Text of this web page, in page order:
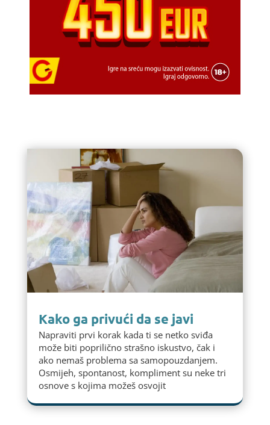
Kako ga privući da se javi
Napraviti prvi korak kada ti se netko sviđa
može biti poprilično strašno iskustvo, čak i
ako nemaš problema sa samopouzdanjem.
Osmijeh, spontanost, kompliment su neke tri
osnove s kojima možeš osvojit